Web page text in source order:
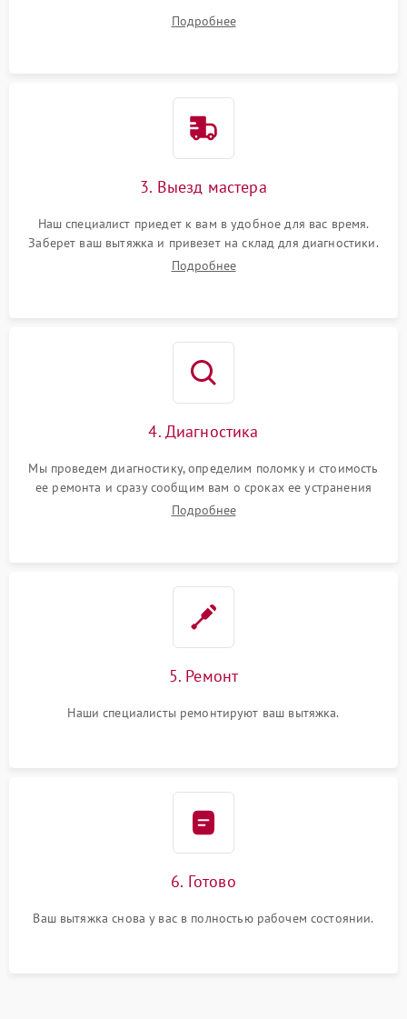
Подробнее
3. Выезд мастера
Наш специалист приедет к вам в удобное для вас время.
Заберет ваш вытяжка и привезет на склад для диагностики.
Подробнее
4. Диагностика
Мы проведем диагностику, определим поломку и стоимость
ее ремонта и сразу сообщим вам о сроках ее устранения
Подробнее
5. Ремонт
Наши специалисты ремонтируют ваш вытяжка.
6. Готово
Ваш вытяжка снова у вас в полностью рабочем состоянии.